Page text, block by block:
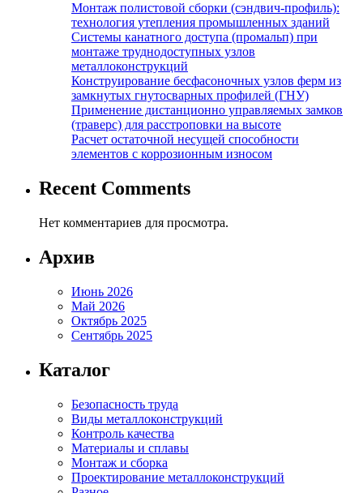
Монтаж полистовой сборки (сэндвич-профиль):
технология утепления промышленных зданий
Системы канатного доступа (промальп) при
монтаже труднодоступных узлов
металлоконструкций
Конструирование бесфасоночных узлов ферм из
замкнутых гнутосварных профилей (ГНУ)
Применение дистанционно управляемых замков
(траверс) для расстроповки на высоте
Расчет остаточной несущей способности
элементов с коррозионным износом
Recent Comments
Нет комментариев для просмотра.
Архив
Июнь 2026
Май 2026
Октябрь 2025
Сентябрь 2025
Каталог
Безопасность труда
Виды металлоконструкций
Контроль качества
Материалы и сплавы
Монтаж и сборка
Проектирование металлоконструкций